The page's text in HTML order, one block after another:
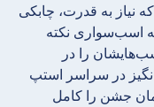
نیاز به قدرت، چابکی
اسب‌سواری نکته
را در
در سراسر استپ
جشن را کامل